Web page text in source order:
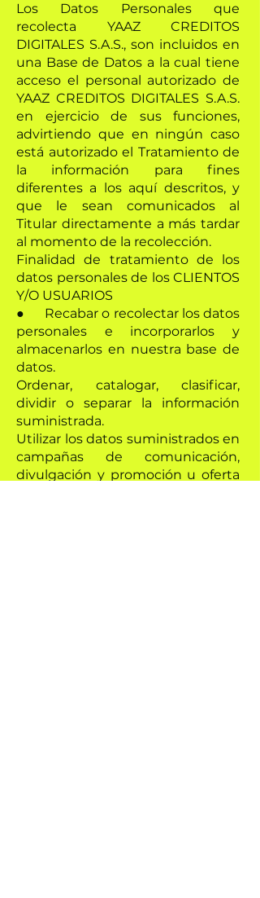
Los Datos Personales que
recolecta YAAZ CREDITOS
DIGITALES S.A.S., son incluidos en
una Base de Datos a la cual tiene
acceso el personal autorizado de
YAAZ CREDITOS DIGITALES S.A.S.
en ejercicio de sus funciones,
advirtiendo que en ningún caso
está autorizado el Tratamiento de
la información para fines
diferentes a los aquí descritos, y
que le sean comunicados al
Titular directamente a más tardar
al momento de la recolección.
Finalidad de tratamiento de los
datos personales de los CLIENTOS
Y/O USUARIOS
● Recabar o recolectar los datos
personales e incorporarlos y
almacenarlos en nuestra base de
datos.
Ordenar, catalogar, clasificar,
dividir o separar la información
suministrada.
Utilizar los datos suministrados en
campañas de comunicación,
divulgación y promoción u oferta